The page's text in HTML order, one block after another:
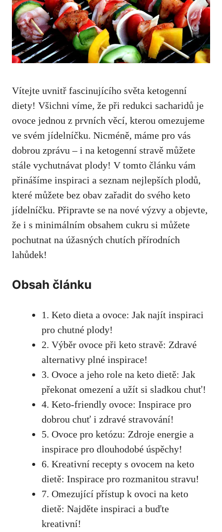
Vítejte uvnitř fascinujícího světa ketogenní
diety! Všichni víme, že při redukci sacharidů je
ovoce jednou z prvních věcí, kterou omezujeme
ve svém jídelníčku. ‍Nicméně, máme pro vás
dobrou zprávu – i na ketogenní stravě můžete
stále ⁤vychutnávat plody! V tomto​ článku vám
přinášíme inspiraci a seznam nejlepších‌ plodů,
které můžete bez obav zařadit do svého‌ keto
jídelníčku. Připravte se na nové ⁣výzvy a objevte,
že i s minimálním obsahem cukru si můžete
pochutnat na úžasných chutích ‍přírodních
lahůdek!
Obsah článku
1. Keto dieta a ovoce: Jak najít inspiraci
pro‍ chutné plody!
2.‌ Výběr ovoce při⁤ keto stravě: Zdravé
alternativy plné inspirace!
3. Ovoce⁢ a‌ jeho role na keto dietě: Jak
překonat omezení a užít si ‍sladkou chuť!
4.​ Keto-friendly ovoce:‌ Inspirace pro
dobrou chuť i zdravé stravování!
5.‌ Ovoce pro ketózu: Zdroje energie a
inspirace ​pro dlouhodobé úspěchy!
6. Kreativní⁤ recepty s ovocem‌ na keto
dietě: Inspirace pro⁢ rozmanitou stravu!
7. Omezující přístup k ovoci na keto
dietě:⁢ Najděte inspiraci a buďte
kreativní!